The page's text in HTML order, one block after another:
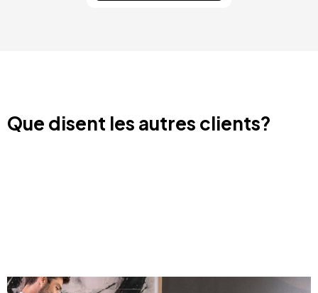
Que disent les autres clients?